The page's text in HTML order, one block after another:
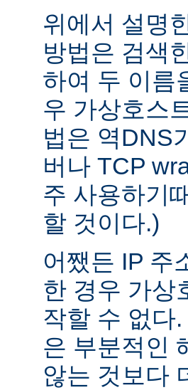
위에서 설명
방법은 검색
하여 두 이름
우 가상호스
법은 역DNS
버나 TCP
주 사용하기
할 것이다.)
어쨌든 IP 주
한 경우 가상
작할 수 없다
은 부분적인
않는 것보다